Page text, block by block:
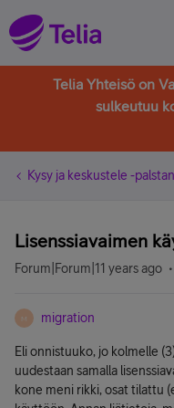
Telia Yhteisö on
sulkeutuu
Kysy ja keskustele -
Lisenssiavaimen
Forum|Forum|11 years ago
M migration
Eli onnistuuko, jo kolmelle
uudestaan samalla
kone meni rikki, osat tilattu